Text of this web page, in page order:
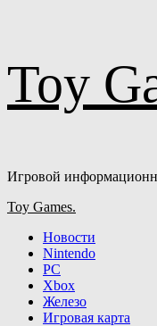
к
содержимому
Toy
Игровой
Основное
Toy Games.
Новости
Nintendo
PC
Xbox
Железо
Игровая карта